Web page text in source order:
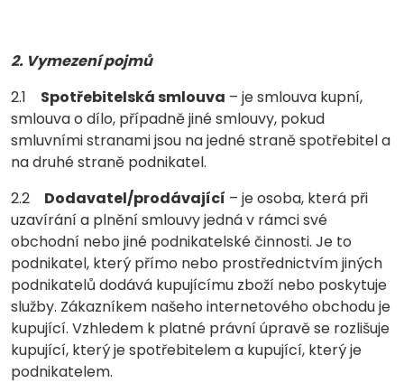
2. Vymezení pojmů
2.1 Spotřebitelská smlouva – je smlouva kupní,
smlouva o dílo, případně jiné smlouvy, pokud
smluvními stranami jsou na jedné straně spotřebitel a
na druhé straně podnikatel.
2.2 Dodavatel/prodávající – je osoba, která při
uzavírání a plnění smlouvy jedná v rámci své
obchodní nebo jiné podnikatelské činnosti. Je to
podnikatel, který přímo nebo prostřednictvím jiných
podnikatelů dodává kupujícímu zboží nebo poskytuje
služby. Zákazníkem našeho internetového obchodu je
kupující. Vzhledem k platné právní úpravě se rozlišuje
kupující, který je spotřebitelem a kupující, který je
podnikatelem.